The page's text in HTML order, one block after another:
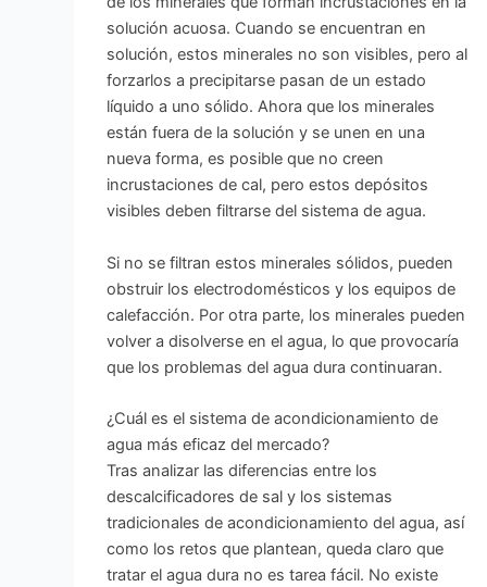
solución acuosa. Cuando se encuentran en
solución, estos minerales no son visibles, pero al
forzarlos a precipitarse pasan de un estado
líquido a uno sólido. Ahora que los minerales
están fuera de la solución y se unen en una
nueva forma, es posible que no creen
incrustaciones de cal, pero estos depósitos
visibles deben filtrarse del sistema de agua.
Si no se filtran estos minerales sólidos, pueden
obstruir los electrodomésticos y los equipos de
calefacción. Por otra parte, los minerales pueden
volver a disolverse en el agua, lo que provocaría
que los problemas del agua dura continuaran.
¿Cuál es el sistema de acondicionamiento de
agua más eficaz del mercado?
Tras analizar las diferencias entre los
descalcificadores de sal y los sistemas
tradicionales de acondicionamiento del agua, así
como los retos que plantean, queda claro que
tratar el agua dura no es tarea fácil. No existe